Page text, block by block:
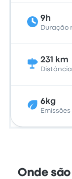
9h
Duração
231 km
Distância
6kg
Emissões
Onde